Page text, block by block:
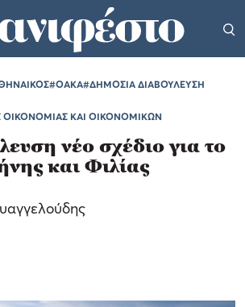
#ΟΑΚΑ#ΔΗΜΟΣΙΑ ΔΙΑΒΟΥΛΕΥΣΗ
ΟΙΚΟΝΟΜΙΑΣ ΚΑΙ ΟΙΚΟΝΟΜΙΚΩΝ
νέο σχέδιο για το
και Φιλίας